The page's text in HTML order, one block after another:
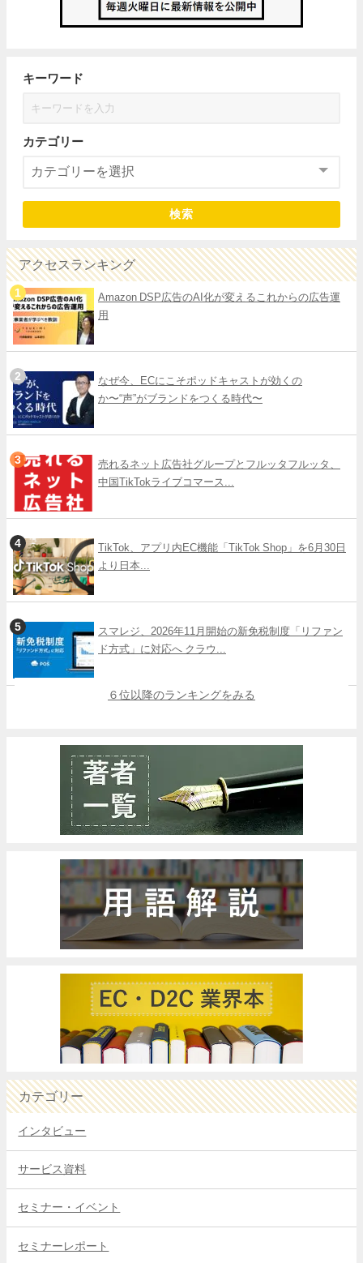
キーワード
カテゴリー
検索
アクセスランキング
Amazon DSP広告のAI化が変えるこれからの広告運
用
なぜ今、ECにこそポッドキャストが効くの
か〜“声”がブランドをつくる時代〜
売れるネット広告社グループとフルッタフルッタ、
中国TikTokライブコマース...
TikTok、アプリ内EC機能「TikTok Shop」を6月30日
より日本...
スマレジ、2026年11月開始の新免税制度「リファン
ド方式」に対応へ クラウ...
６位以降のランキングをみる
カテゴリー
インタビュー
サービス資料
セミナー・イベント
セミナーレポート